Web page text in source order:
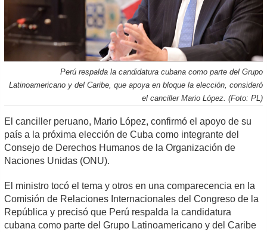
Perú respalda la candidatura cubana como parte del Grupo
Latinoamericano y del Caribe, que apoya en bloque la elección, consideró
el canciller Mario López. (Foto: PL)
El canciller peruano, Mario López, confirmó el apoyo de su
país a la próxima elección de Cuba como integrante del
Consejo de Derechos Humanos de la Organización de
Naciones Unidas (ONU).
El ministro tocó el tema y otros en una comparecencia en la
Comisión de Relaciones Internacionales del Congreso de la
República y precisó que Perú respalda la candidatura
cubana como parte del Grupo Latinoamericano y del Caribe